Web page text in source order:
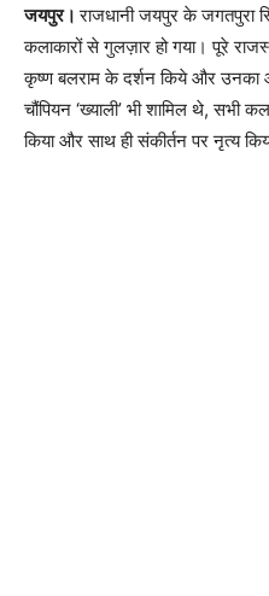
जयपुर।राजधानी जयपुर के जगतपुरा
कलाकारों से गुलज़ार हो गया। पूरे
कृष्ण बलराम के दर्शन किये और उनका
चौंपियन ‘ख्याली’ भी शामिल थे, सभी
किया और साथ ही संकीर्तन पर नृत्य